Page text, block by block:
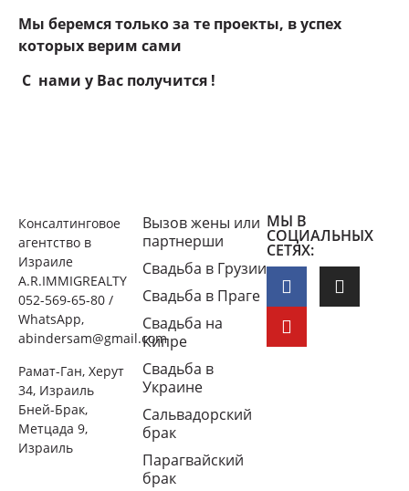
Мы беремся только за те проекты, в успех
которых верим сами
С нами у Вас получится !
Консалтинговое
агентство в
Израиле
A.R.IMMIGREALTY
052-569-65-80 /
WhatsApp,
abindersam@gmail.com
Рамат-Ган, Херут
34, Израиль
Бней-Брак,
Метцада 9,
Израиль
Вызов жены или
партнерши
Свадьба в Грузии
Свадьба в Праге
Свадьба на
Кипре
Свадьба в
Украине
Сальвадорский
брак
Парагвайский
брак
МЫ В
СОЦИАЛЬНЫХ
СЕТЯХ: